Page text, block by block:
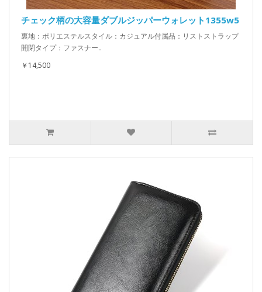
チェック柄の大容量ダブルジッパーウォレット1355w5
裏地：ポリエステルスタイル：カジュアル付属品：リストストラップ
開閉タイプ：ファスナー..
￥14,500